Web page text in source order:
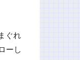
ぐれ
ーし